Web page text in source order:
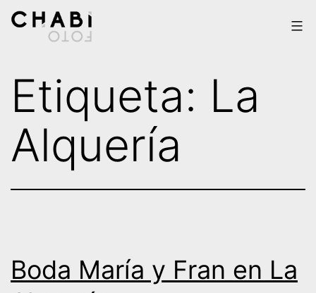
Saltar
Foto
Etiqueta: La
Alquería
Boda María y Fran en La